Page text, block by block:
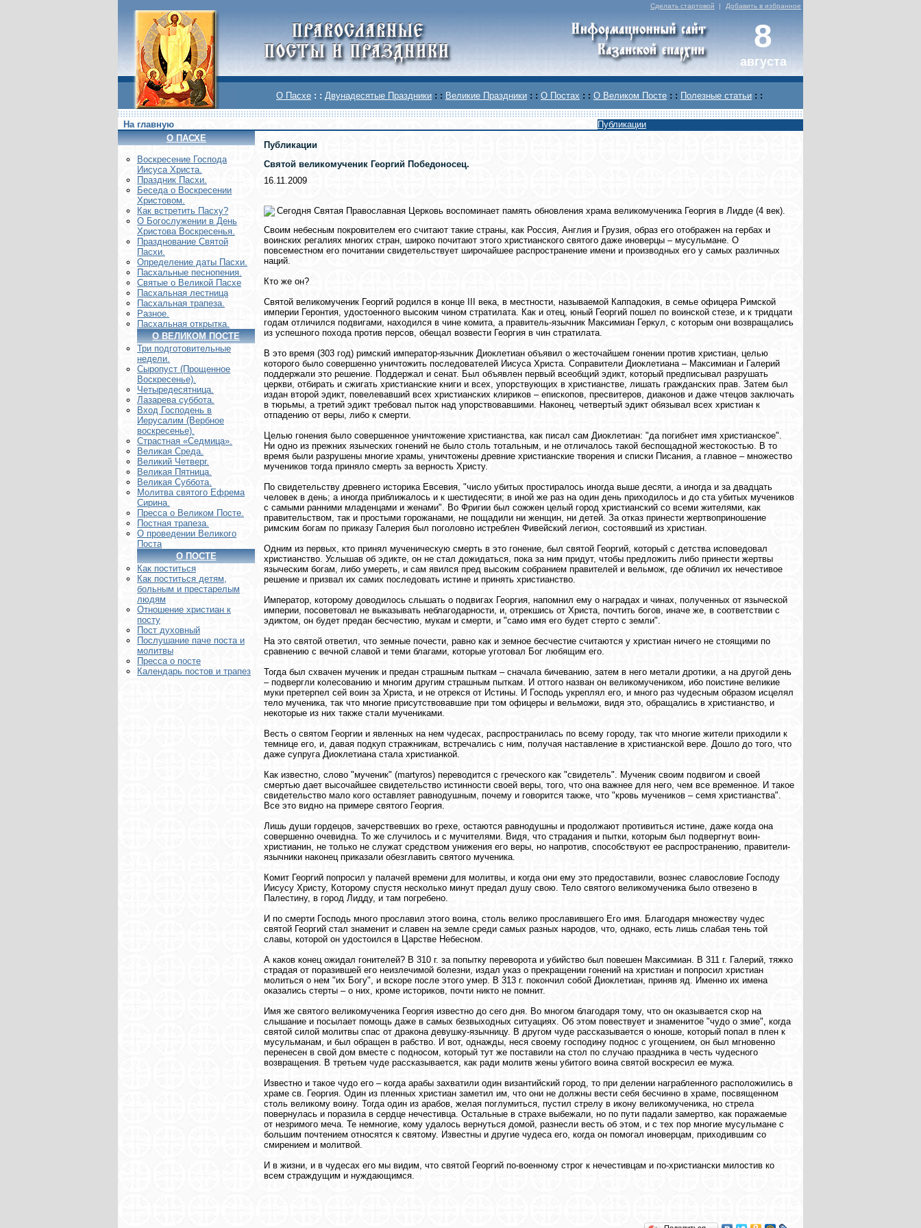
Сделать стартовой | Добавить в избранное
8
августа
О Пасхе : : Двунадесятые Праздники : : Великие Праздники : : О Постах : : О Великом Посте : : Полезные статьи : :
На главную
Публикации
О ПАСХЕ
Воскреcение Господа
Иисуса Христа.
Праздник Пасхи.
Беседа о Воскресении
Христовом.
Как встретить Пасху?
О Богослужении в День
Христова Воскресенья.
Празднование Святой
Пасхи.
Определение даты Пасхи.
Пасхальные песнопения.
Святые о Великой Пасхе
Пасхальная лестница
Пасхальная трапеза.
Разное.
Пасхальная открытка.
О ВЕЛИКОМ ПОСТЕ
Три подготовительные
недели.
Сыропуст (Прощенное
Воскресенье).
Четыредесятница.
Лазарева суббота.
Вход Господень в
Иерусалим (Вербное
воскресенье).
Страстная «Седмица».
Великая Среда.
Великий Четверг.
Великая Пятница.
Великая Суббота.
Молитва святого Ефрема
Сирина.
Пресса о Великом Посте.
Постная трапеза.
О проведении Великого
Поста
О ПОСТЕ
Как поститься
Как поститься детям,
больным и престарелым
людям
Отношение христиан к
посту
Пост духовный
Послушание паче поста и
молитвы
Пресса о посте
Календарь постов и трапез
Публикации
Святой великомученик Георгий Победоносец.
16.11.2009
Сегодня Святая Православная Церковь воспоминает память обновления храма великомученика Георгия в Лидде (4 век).
Своим небесным покровителем его считают такие страны, как Россия, Англия и Грузия, образ его отображен на гербах и
воинских регалиях многих стран, широко почитают этого христианского святого даже иноверцы – мусульмане. О
повсеместном его почитании свидетельствует широчайшее распространение имени и производных его у самых различных
наций.
Кто же он?
Святой великомученик Георгий родился в конце III века, в местности, называемой Каппадокия, в семье офицера Римской
империи Геронтия, удостоенного высоким чином стратилата. Как и отец, юный Георгий пошел по воинской стезе, и к тридцати
годам отличился подвигами, находился в чине комита, а правитель-язычник Максимиан Геркул, с которым они возвращались
из успешного похода против персов, обещал возвести Георгия в чин стратилата.
В это время (303 год) римский император-язычник Диоклетиан объявил о жесточайшем гонении против христиан, целью
которого было совершенно уничтожить последователей Иисуса Христа. Соправители Диоклетиана – Максимиан и Галерий
поддержали это решение. Поддержал и сенат. Был объявлен первый всеобщий эдикт, который предписывал разрушать
церкви, отбирать и сжигать христианские книги и всех, упорствующих в христианстве, лишать гражданских прав. Затем был
издан второй эдикт, повелевавший всех христианских клириков – епископов, пресвитеров, диаконов и даже чтецов заключать
в тюрьмы, а третий эдикт требовал пыток над упорствовавшими. Наконец, четвертый эдикт обязывал всех христиан к
отпадению от веры, либо к смерти.
Целью гонения было совершенное уничтожение христианства, как писал сам Диоклетиан: "да погибнет имя христианское".
Ни одно из прежних языческих гонений не было столь тотальным, и не отличалось такой беспощадной жестокостью. В то
время были разрушены многие храмы, уничтожены древние христианские творения и списки Писания, а главное – множество
мучеников тогда приняло смерть за верность Христу.
По свидетельству древнего историка Евсевия, "число убитых простиралось иногда выше десяти, а иногда и за двадцать
человек в день; а иногда приближалось и к шестидесяти; в иной же раз на один день приходилось и до ста убитых мучеников
с самыми ранними младенцами и женами". Во Фригии был сожжен целый город христианский со всеми жителями, как
правительством, так и простыми горожанами, не пощадили ни женщин, ни детей. За отказ принести жертвоприношение
римским богам по приказу Галерия был поголовно истреблен Фивейский легион, состоявший из христиан.
Одним из первых, кто принял мученическую смерть в это гонение, был святой Георгий, который с детства исповедовал
христианство. Услышав об эдикте, он не стал дожидаться, пока за ним придут, чтобы предложить либо принести жертвы
языческим богам, либо умереть, и сам явился пред высоким собранием правителей и вельмож, где обличил их нечестивое
решение и призвал их самих последовать истине и принять христианство.
Император, которому доводилось слышать о подвигах Георгия, напомнил ему о наградах и чинах, полученных от языческой
империи, посоветовал не выказывать неблагодарности, и, отрекшись от Христа, почтить богов, иначе же, в соответствии с
эдиктом, он будет предан бесчестию, мукам и смерти, и "само имя его будет стерто с земли".
На это святой ответил, что земные почести, равно как и земное бесчестие считаются у христиан ничего не стоящими по
сравнению с вечной славой и теми благами, которые уготовал Бог любящим его.
Тогда был схвачен мученик и предан страшным пыткам – сначала бичеванию, затем в него метали дротики, а на другой день
– подвергли колесованию и многим другим страшным пыткам. И оттого назван он великомучеником, ибо поистине великие
муки претерпел сей воин за Христа, и не отрекся от Истины. И Господь укреплял его, и много раз чудесным образом исцелял
тело мученика, так что многие присутствовавшие при том офицеры и вельможи, видя это, обращались в христианство, и
некоторые из них также стали мучениками.
Весть о святом Георгии и явленных на нем чудесах, распространилась по всему городу, так что многие жители приходили к
темнице его, и, давая подкуп стражникам, встречались с ним, получая наставление в христианской вере. Дошло до того, что
даже супруга Диоклетиана стала христианкой.
Как известно, слово "мученик" (martyros) переводится с греческого как "свидетель". Мученик своим подвигом и своей
смертью дает высочайшее свидетельство истинности своей веры, того, что она важнее для него, чем все временное. И такое
свидетельство мало кого оставляет равнодушным, почему и говорится также, что "кровь мучеников – семя христианства".
Все это видно на примере святого Георгия.
Лишь души гордецов, зачерствевших во грехе, остаются равнодушны и продолжают противиться истине, даже когда она
совершенно очевидна. То же случилось и с мучителями. Видя, что страдания и пытки, которым был подвергнут воин-
христианин, не только не служат средством унижения его веры, но напротив, способствуют ее распространению, правители-
язычники наконец приказали обезглавить святого мученика.
Комит Георгий попросил у палачей времени для молитвы, и когда они ему это предоставили, вознес славословие Господу
Иисусу Христу, Которому спустя несколько минут предал душу свою. Тело святого великомученика было отвезено в
Палестину, в город Лидду, и там погребено.
И по смерти Господь много прославил этого воина, столь велико прославившего Его имя. Благодаря множеству чудес
святой Георгий стал знаменит и славен на земле среди самых разных народов, что, однако, есть лишь слабая тень той
славы, которой он удостоился в Царстве Небесном.
А каков конец ожидал гонителей? В 310 г. за попытку переворота и убийство был повешен Максимиан. В 311 г. Галерий, тяжко
страдая от поразившей его неизлечимой болезни, издал указ о прекращении гонений на христиан и попросил христиан
молиться о нем "их Богу", и вскоре после этого умер. В 313 г. покончил собой Диоклетиан, приняв яд. Именно их имена
оказались стерты – о них, кроме историков, почти никто не помнит.
Имя же святого великомученика Георгия известно до сего дня. Во многом благодаря тому, что он оказывается скор на
слышание и посылает помощь даже в самых безвыходных ситуациях. Об этом повествует и знаменитое "чудо о змие", когда
святой силой молитвы спас от дракона девушку-язычницу. В другом чуде рассказывается о юноше, который попал в плен к
мусульманам, и был обращен в рабство. И вот, однажды, неся своему господину поднос с угощением, он был мгновенно
перенесен в свой дом вместе с подносом, который тут же поставили на стол по случаю праздника в честь чудесного
возвращения. В третьем чуде рассказывается, как ради молитв жены убитого воина святой воскресил ее мужа.
Известно и такое чудо его – когда арабы захватили один византийский город, то при делении награбленного расположились в
храме св. Георгия. Один из пленных христиан заметил им, что они не должны вести себя бесчинно в храме, посвященном
столь великому воину. Тогда один из арабов, желая поглумиться, пустил стрелу в икону великомученика, но стрела
повернулась и поразила в сердце нечестивца. Остальные в страхе выбежали, но по пути падали замертво, как поражаемые
от незримого меча. Те немногие, кому удалось вернуться домой, разнесли весть об этом, и с тех пор многие мусульмане с
большим почтением относятся к святому. Известны и другие чудеса его, когда он помогал иноверцам, приходившим со
смирением и молитвой.
И в жизни, и в чудесах его мы видим, что святой Георгий по-военному строг к нечестивцам и по-христиански милостив ко
всем страждущим и нуждающимся.